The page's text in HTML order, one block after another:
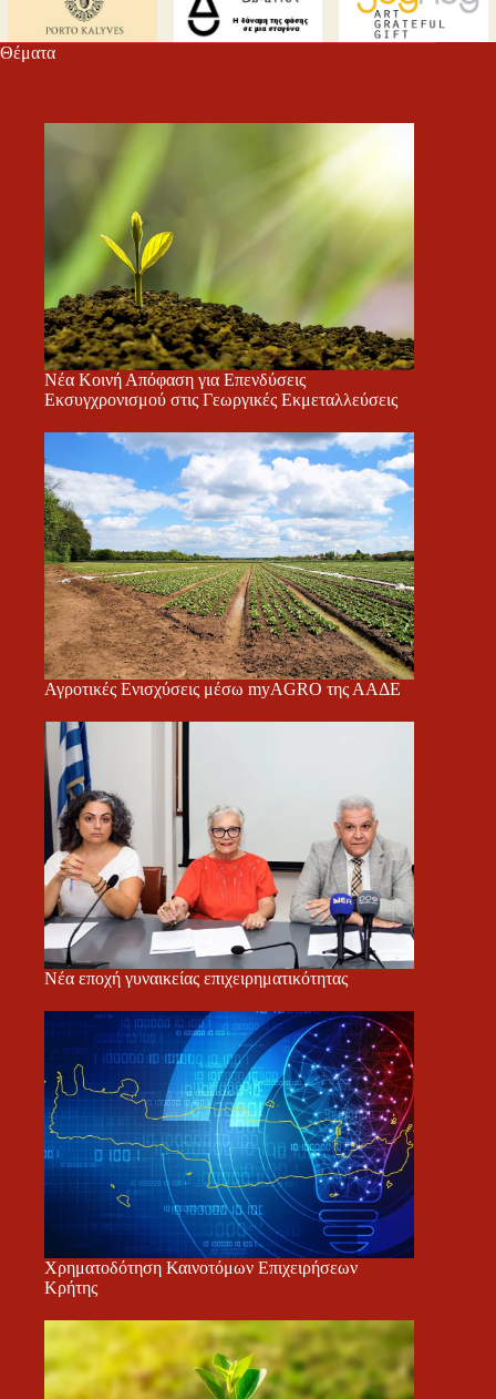
Θέματα
Νέα Κοινή Απόφαση για Επενδύσεις
Εκσυγχρονισμού στις Γεωργικές Εκμεταλλεύσεις
Αγροτικές Ενισχύσεις μέσω myAGRO της ΑΑΔΕ
Νέα εποχή γυναικείας επιχειρηματικότητας
Χρηματοδότηση Καινοτόμων Επιχειρήσεων
Κρήτης